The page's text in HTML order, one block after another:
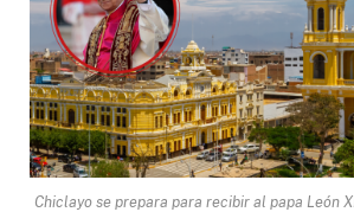
Chiclayo se prepara para recibir al papa León